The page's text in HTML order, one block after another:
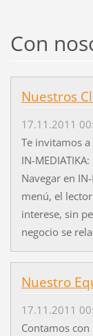
Con
Nuestros
17.11.2011
Te invitamos
IN-MEDIATIKA:
Navegar en
menú, el
interese, sin
negocio se
Nuestro
17.11.2011
Contamos